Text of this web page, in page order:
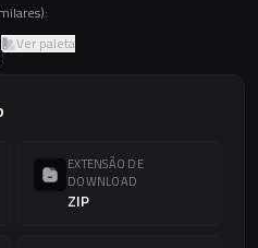
Ver paleta
EXTENSÃO DE
DOWNLOAD
ZIP